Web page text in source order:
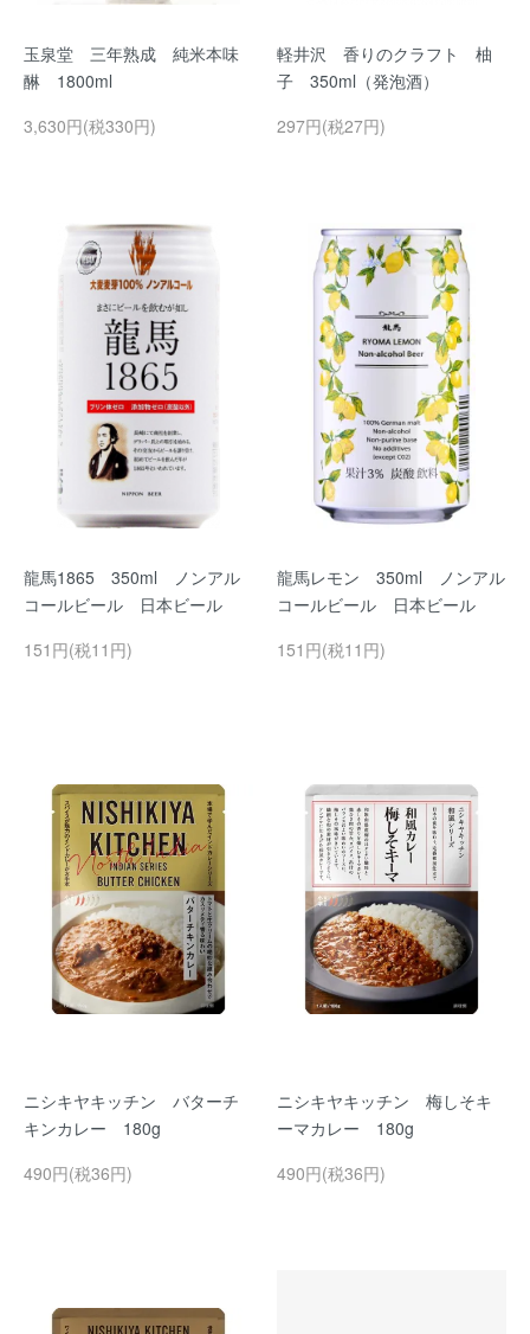
玉泉堂 三年熟成 純米本味
醂 1800ml
3,630円(税330円)
軽井沢 香りのクラフト 柚
子 350ml（発泡酒）
297円(税27円)
龍馬1865 350ml ノンアル
コールビール 日本ビール
151円(税11円)
龍馬レモン 350ml ノンアル
コールビール 日本ビール
151円(税11円)
ニシキヤキッチン バターチ
キンカレー 180g
490円(税36円)
ニシキヤキッチン 梅しそキ
ーマカレー 180g
490円(税36円)